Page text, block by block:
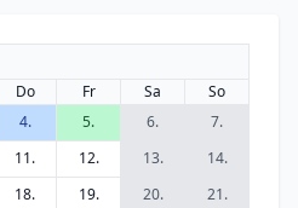
Do Fr Sa
So
4. 5. 6.
7.
11. 12. 13.
14.
18. 19. 20. 21.